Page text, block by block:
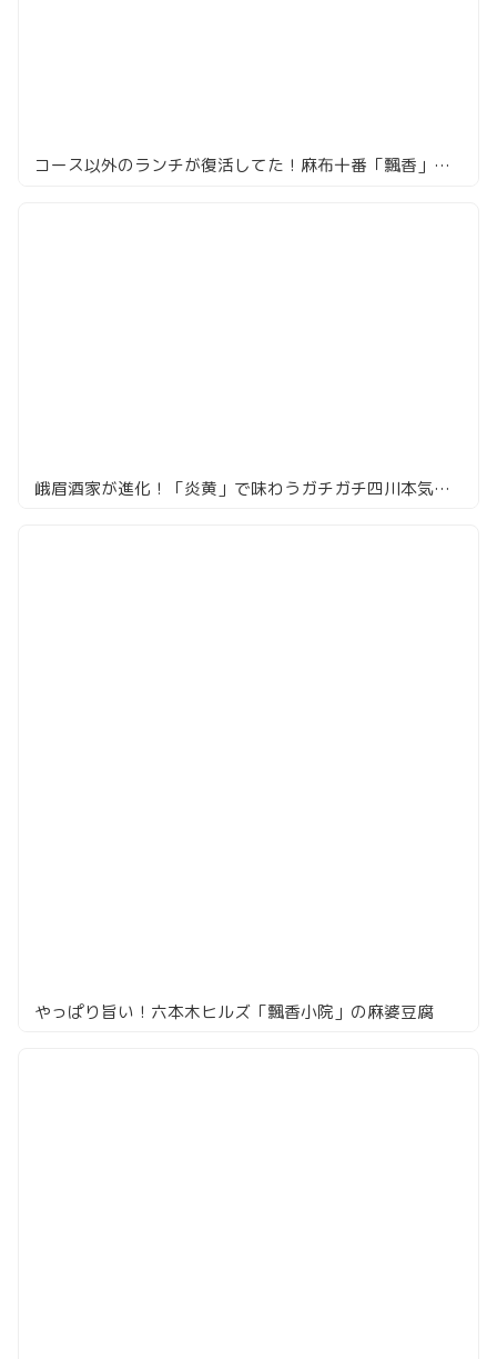
コース以外のランチが復活してた！麻布十番「飄香」で四川田舎料理
峨眉酒家が進化！「炎黄」で味わうガチガチ四川本気ランチと帰りにもらえる珈琲が神
やっぱり旨い！六本木ヒルズ「飄香小院」の麻婆豆腐